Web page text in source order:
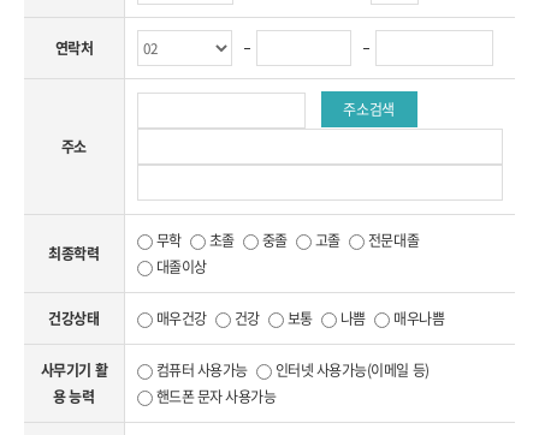
연락처
주소
주소검색
최종학력
무학 초졸 중졸 고졸
전문대졸
대졸이상
건강상태 매우건강 건강 보통 나쁨 매우나쁨
사무기기 활
용 능력
컴퓨터 사용가능
인터넷 사용가능(이메일 등)
핸드폰 문자 사용가능